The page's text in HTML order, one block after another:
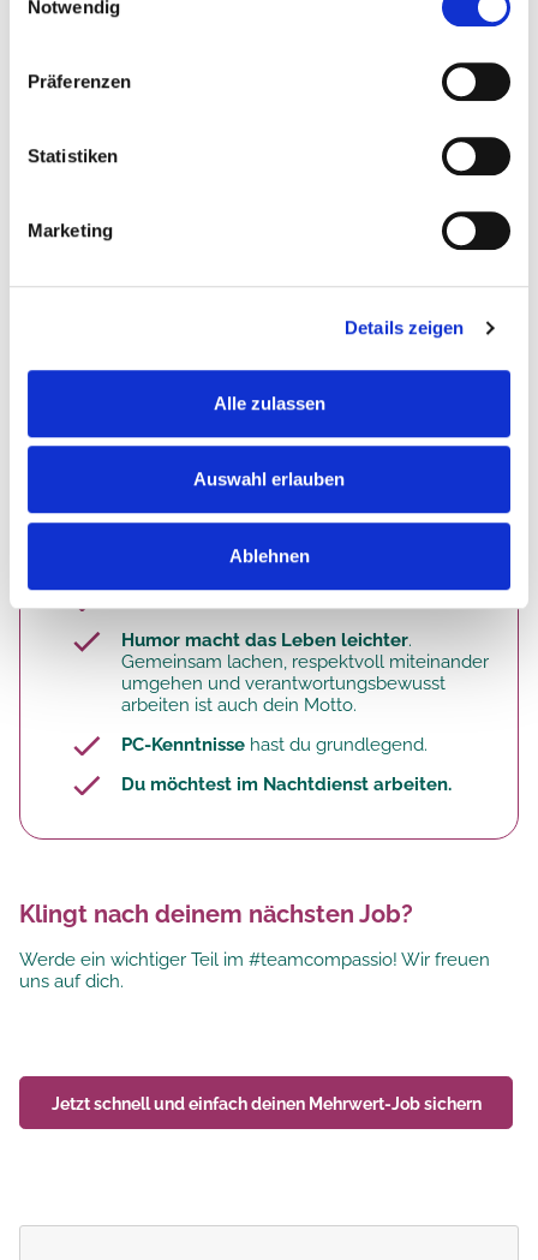
Notwendig
Präferenzen
Statistiken
Marketing
Details zeigen
Alle zulassen
Auswahl erlauben
Ablehnen
und behandelnden Ärzten.
Berufsausbildungalsexaminierte Pflegefachkraft
Gesundheitspfleger
Krankenpfleger
Pflegefachmann / Pflegefachfrau
Das macht dich aus:
Humor macht das Leben leichter.
Gemeinsam lachen, respektvoll miteinander
umgehen und verantwortungsbewusst
arbeiten ist auch dein Motto.
PC-Kenntnisse hast du grundlegend.
Du möchtest im Nachtdienst arbeiten.
Klingt nach deinem nächsten Job?
Werde ein wichtiger Teil im #teamcompassio! Wir freuen
uns auf dich.
Jetzt schnell und einfach deinen Mehrwert-Jobsichern